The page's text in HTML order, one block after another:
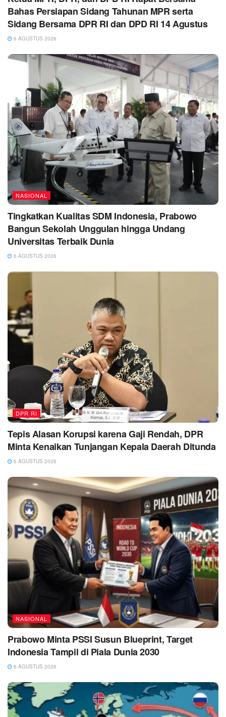
Bahas Persiapan Sidang Tahunan MPR serta
Sidang Bersama DPR RI dan DPD RI 14 Agustus
6 AGUSTUS 2026
NASIONAL
Tingkatkan Kualitas SDM Indonesia, Prabowo
Bangun Sekolah Unggulan hingga Undang
Universitas Terbaik Dunia
6 AGUSTUS 2026
DPR RI
Tepis Alasan Korupsi karena Gaji Rendah, DPR
Minta Kenaikan Tunjangan Kepala Daerah Ditunda
6 AGUSTUS 2026
NASIONAL
Prabowo Minta PSSI Susun Blueprint, Target
Indonesia Tampil di Piala Dunia 2030
6 AGUSTUS 2026